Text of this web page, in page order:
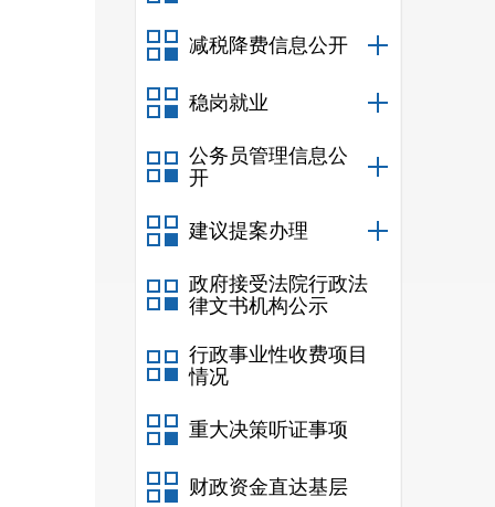
减税降费信息公开
稳岗就业
公务员管理信息公
开
建议提案办理
政府接受法院行政法
律文书机构公示
行政事业性收费项目
情况
重大决策听证事项
财政资金直达基层